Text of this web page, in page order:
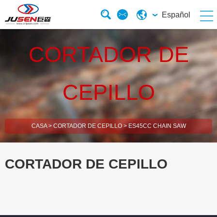
Español
CORTADOR DE
CEPILLO
CASA> CORTADOR DE CEPILLO>ES45CC CHAIN SAW
CORTADOR DE CEPILLO
esHedge Trimmer